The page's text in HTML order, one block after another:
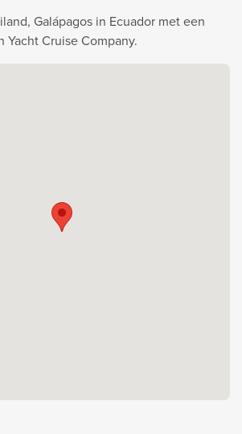
Galápagos in Ecuador met een
Yacht Cruise Company.